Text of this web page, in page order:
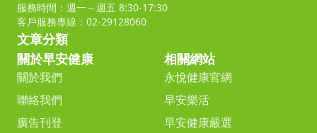
服務時間：週一～週五 8:30-17:30
客戶服務專線：02-29128060
文章分類
關於早安健康
關於我們
聯絡我們
廣告刊登
相關網站
永悅健康官網
早安樂活
早安健康嚴選